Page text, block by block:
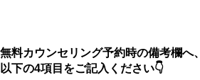
無料カウンセリング予約時の備考欄へ、
以下の4項目をご記入ください👇